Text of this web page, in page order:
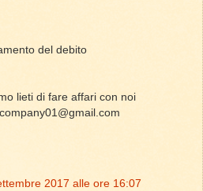
del debito
lieti di fare affari con noi
2017 alle ore 16:07